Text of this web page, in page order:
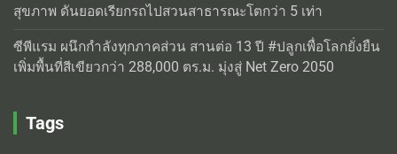
สุขภาพ ดันยอดเรียกรถไปสวนสาธารณะโตกว่า 5 เท่า
ซีพีแรม ผนึกกำลังทุกภาคส่วน สานต่อ 13 ปี #ปลูกเพื่อโลกยั่งยืน
เพิ่มพื้นที่สีเขียวกว่า 288,000 ตร.ม. มุ่งสู่ Net Zero 2050
Tags